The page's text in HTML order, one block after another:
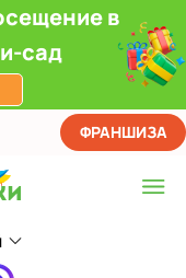
в
сад
ФРАНШИЗА